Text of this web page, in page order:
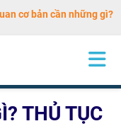
cơ bản cần những gì?
QUAN CƠ
THỦ TỤC